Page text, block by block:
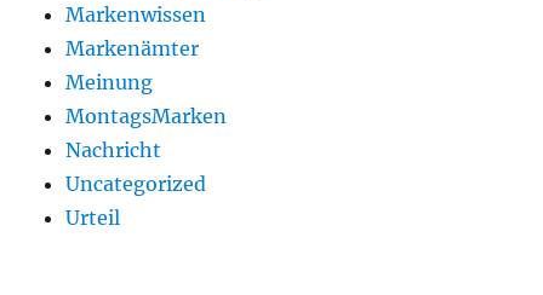
Markenwissen
Markenämter
Meinung
MontagsMarken
Nachricht
Uncategorized
Urteil